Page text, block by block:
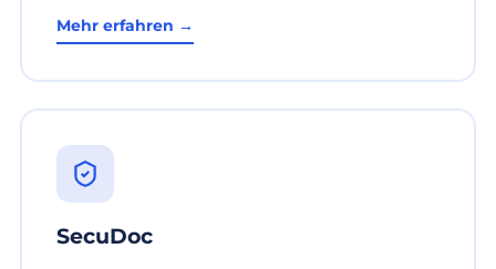
Mehr erfahren →
SecuDoc